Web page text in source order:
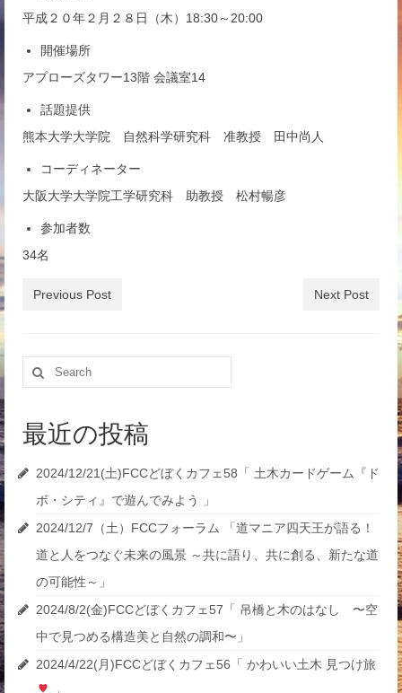
平成２０年２月２８日（木）18:30～20:00
開催場所
アプローズタワー13階 会議室14
話題提供
熊本大学大学院 自然科学研究科 准教授 田中尚人
コーディネーター
大阪大学大学院工学研究科 助教授 松村暢彦
参加者数
34名
Previous Post Next Post
Search
for:
最近の投稿
2024/12/21(土)FCCどぼくカフェ58「 土木カードゲーム『ド
ボ・シティ』で遊んでみよう 」
2024/12/7（土）FCCフォーラム 「道マニア四天王が語る！
道と人をつなぐ未来の風景 ～共に語り、共に創る、新たな道
の可能性～」
2024/8/2(金)FCCどぼくカフェ57「 吊橋と木のはなし 〜空
中で見つめる構造美と自然の調和〜」
2024/4/22(月)FCCどぼくカフェ56「 かわいい土木 見つけ旅